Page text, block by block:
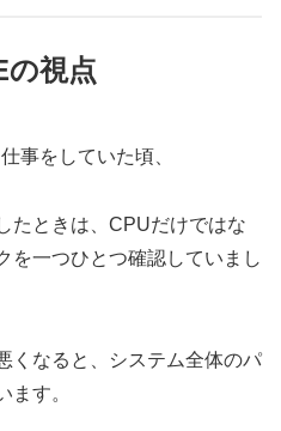
の視点
事をしていた頃、
たときは、CPUだけではな
を一つひとつ確認していまし
くなると、システム全体のパ
ます。